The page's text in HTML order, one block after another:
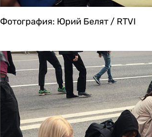
Фотография: Юрий Белят / RTVI